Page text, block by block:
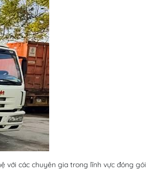
các chuyên gia trong lĩnh vực đóng gói